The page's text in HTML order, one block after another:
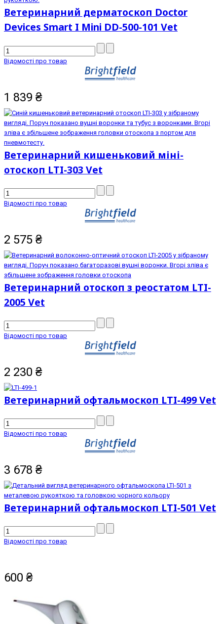
Ветеринарний дерматоскоп Doctor
Devices Smart I Mini DD-500-101 Vet
Відомості про товар
1 839 ₴
Ветеринарний кишеньковий міні-
отоскоп LTI-303 Vet
Відомості про товар
2 575 ₴
Ветеринарний отоскоп з реостатом LTI-
2005 Vet
Відомості про товар
2 230 ₴
Ветеринарний офтальмоскоп LTI-499 Vet
Відомості про товар
3 678 ₴
Ветеринарний офтальмоскоп LTI-501 Vet
Відомості про товар
600 ₴